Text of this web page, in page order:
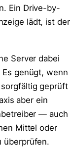
Ein Drive-by-
lädt, ist der
Server dabei
genügt, wenn
geprüft
aber ein
— auch
Mittel oder
überprüfen.